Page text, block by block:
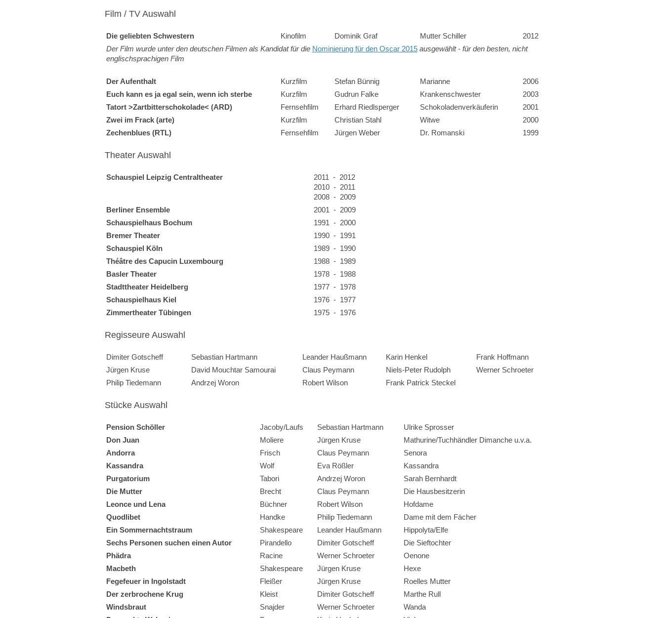
Film / TV Auswahl
Die geliebten Schwestern Kinofilm Dominik Graf Mutter Schiller
2012
Der Film wurde unter den deutschen Filmen als Kandidat für die Nominierung für den Oscar 2015 ausgewählt - für den besten, nicht
englischsprachigen Film
Der Aufenthalt Kurzfilm Stefan Bünnig Marianne
2006
Euch kann es ja egal sein, wenn ich sterbe
Kurzfilm Gudrun Falke Krankenschwester
2003
Tatort >Zartbitterschokolade< (ARD) Fernsehfilm Erhard Riedlsperger Schokoladenverkäuferin
2001
Zwei im Frack (arte)
Kurzfilm Christian Stahl Witwe
2000
Zechenblues (RTL)
Fernsehfilm Jürgen Weber Dr. Romanski 1999
Theater Auswahl
Schauspiel Leipzig Centraltheater
2011 - 2012
2010 - 2011
2008 - 2009
Berliner Ensemble
2001 - 2009
Schauspielhaus Bochum
1991 - 2000
Bremer Theater
1990 - 1991
Schauspiel Köln
1989 - 1990
Théâtre des Capucin Luxembourg
1988 - 1989
Basler Theater
1978 - 1988
Stadttheater Heidelberg
1977 - 1978
Schauspielhaus Kiel
1976 - 1977
Zimmertheater Tübingen
1975 - 1976
Regisseure Auswahl
Dimiter Gotscheff Sebastian Hartmann Leander Haußmann Karin Henkel
Frank Hoffmann
Jürgen Kruse
David Mouchtar Samourai Claus Peymann Niels-Peter Rudolph
Werner Schroeter
Philip Tiedemann
Andrzej Woron Robert Wilson Frank Patrick Steckel
Stücke Auswahl
Pension Schöller Jacoby/Laufs Sebastian Hartmann
Ulrike Sprosser
Don Juan
Moliere Jürgen Kruse
Mathurine/Tuchhändler Dimanche u.v.a.
Andorra
Frisch Claus Peymann
Senora
Kassandra
Wolf Eva Rößler
Kassandra
Purgatorium
Tabori Andrzej Woron
Sarah Bernhardt
Die Mutter
Brecht Claus Peymann
Die Hausbesitzerin
Leonce und Lena
Büchner Robert Wilson
Hofdame
Quodlibet
Handke Philip Tiedemann
Dame mit dem Fächer
Ein Sommernachtstraum
Shakespeare Leander Haußmann
Hippolyta/Elfe
Sechs Personen suchen einen Autor
Pirandello Dimiter Gotscheff
Die Sieftochter
Phädra
Racine Werner Schroeter
Oenone
Macbeth
Shakespeare Jürgen Kruse
Hexe
Fegefeuer in Ingolstadt
Fleißer Jürgen Kruse
Roelles Mutter
Der zerbrochene Krug
Kleist Dimiter Gotscheff
Marthe Rull
Windsbraut
Snajder Werner Schroeter
Wanda